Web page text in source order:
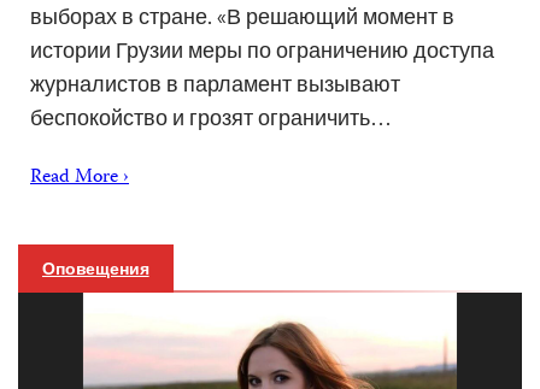
выборах в стране. «В решающий момент в
истории Грузии меры по ограничению доступа
журналистов в парламент вызывают
беспокойство и грозят ограничить…
Read More ›
Оповещения